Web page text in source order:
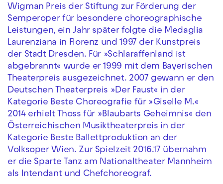
Wigman Preis der Stiftung zur Förderung der
Semperoper für besondere choreographische
Leistungen, ein Jahr später folgte die Medaglia
Laurenziana in Florenz und 1997 der Kunstpreis
der Stadt Dresden. Für »Schlaraffenland ist
abgebrannt« wurde er 1999 mit dem Bayerischen
Theaterpreis ausgezeichnet. 2007 gewann er den
Deutschen Theaterpreis »Der Faust« in der
Kategorie Beste Choreografie für »Giselle M.«
2014 erhielt Thoss für »Blaubarts Geheimnis« den
Österreichischen Musiktheaterpreis in der
Kategorie Beste Ballettproduktion an der
Volksoper Wien. Zur Spielzeit 2016.17 übernahm
er die Sparte Tanz am Nationaltheater Mannheim
als Intendant und Chefchoreograf.